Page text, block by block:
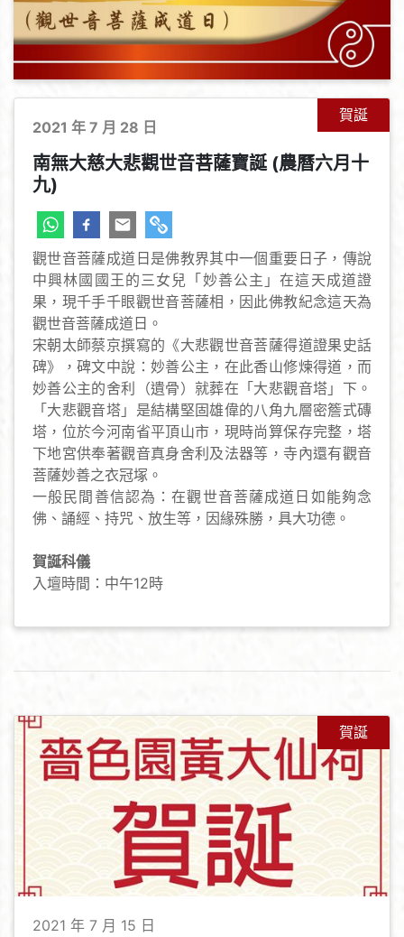
賀誕
2021 年 7 月 28 日
南無大慈大悲觀世音菩薩寶誕 (農曆六月十
九)
觀世音菩薩成道日是佛教界其中一個重要日子，傳說
中興林國國王的三女兒「妙善公主」在這天成道證
果，現千手千眼觀世音菩薩相，因此佛教紀念這天為
觀世音菩薩成道日。
宋朝太師蔡京撰寫的《大悲觀世音菩薩得道證果史話
碑》，碑文中說：妙善公主，在此香山修煉得道，而
妙善公主的舍利（遺骨）就葬在「大悲觀音塔」下。
「大悲觀音塔」是結構堅固雄偉的八角九層密簷式磚
塔，位於今河南省平頂山市，現時尚算保存完整，塔
下地宮供奉著觀音真身舍利及法器等，寺內還有觀音
菩薩妙善之衣冠塚。
一般民間善信認為：在觀世音菩薩成道日如能夠念
佛、誦經、持咒、放生等，因緣殊勝，具大功德。
賀誕科儀
入壇時間：中午12時
賀誕
2021 年 7 月 15 日